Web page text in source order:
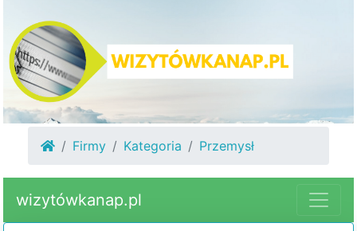
Firmy Kategoria Przemysł
wizytówkanap.pl